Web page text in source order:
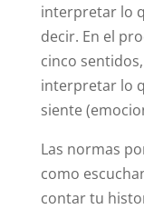
interpretar lo
decir. En el
cinco
interpretar lo
siente
Las normas
como
contar tu